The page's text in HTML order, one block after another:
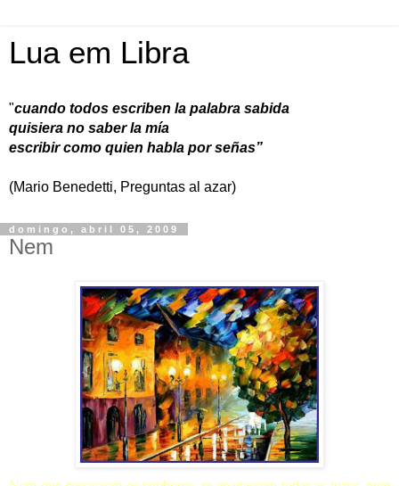
Lua em Libra
"cuando todos escriben la palabra sabida
quisiera no saber la mía
escribir como quien habla por señas”
(Mario Benedetti, Preguntas al azar)
domingo, abril 05, 2009
Nem